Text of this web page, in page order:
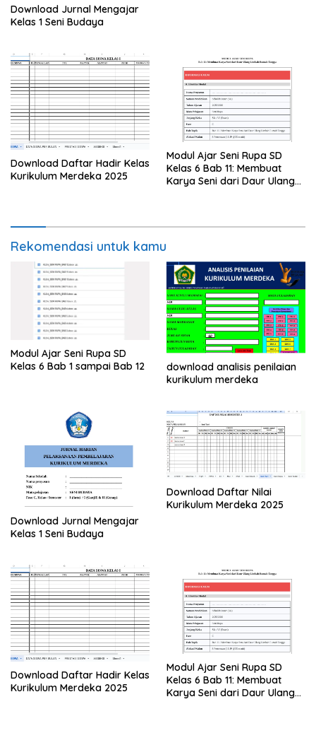
Download Jurnal Mengajar
Kelas 1 Seni Budaya
Download Daftar Hadir Kelas
Kurikulum Merdeka 2025
Modul Ajar Seni Rupa SD
Kelas 6 Bab 11: Membuat
Karya Seni dari Daur Ulang
Rekomendasi untuk kamu
Modul Ajar Seni Rupa SD
Kelas 6 Bab 1 sampai Bab 12
download analisis penilaian
kurikulum merdeka
Download Jurnal Mengajar
Kelas 1 Seni Budaya
Download Daftar Nilai
Kurikulum Merdeka 2025
Download Daftar Hadir Kelas
Kurikulum Merdeka 2025
Modul Ajar Seni Rupa SD
Kelas 6 Bab 11: Membuat
Karya Seni dari Daur Ulang